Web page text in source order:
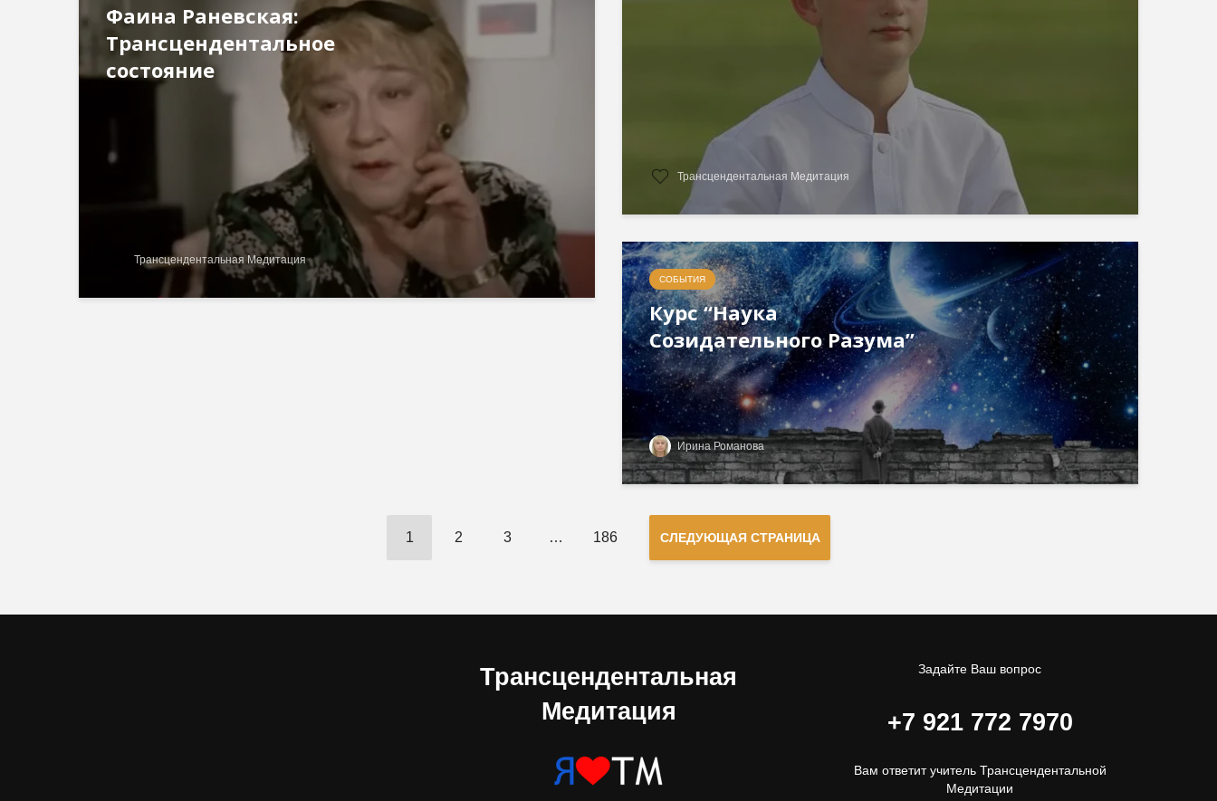
Трансцендентальная Медитация
Фаина Раневская:
Трансцендентальное
состояние
Трансцендентальная Медитация
СОБЫТИЯ
Курс “Наука
Созидательного Разума”
Ирина Романова
1 2 3 … 186 СЛЕДУЮЩАЯ СТРАНИЦА
Трансцендентальная
Медитация
Задайте Ваш вопрос
+7 921 772 7970
Вам ответит учитель Трансцендентальной
Медитации